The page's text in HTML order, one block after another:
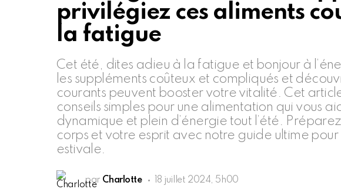
privilégiez ces aliments
la fatigue
Cet été, dites adieu à la fatigue et bonjour à
les suppléments coûteux et compliqués et
courants peuvent booster votre vitalité. Cet
conseils simples pour une alimentation qui vous
dynamique et plein d’énergie tout l’été.
corps et votre esprit avec notre guide ultime
estivale.
par Charlotte 18 juillet 2024, 5h00